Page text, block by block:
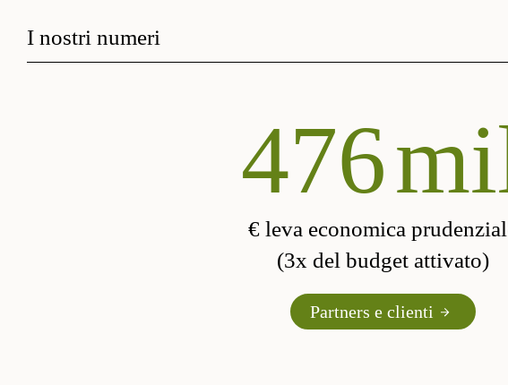
I nostri numeri
570
€ leva economica
(3x del budget attivato)
Partners e clienti